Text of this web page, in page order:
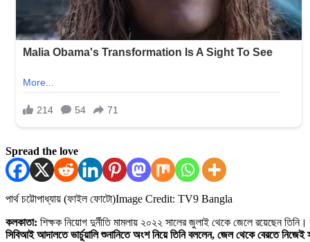
Spread the love
পার্থ চট্টোপাধ্যায় (ফাইল ফোটো)Image Credit: TV9 Bangla
কলকাতা: শিক্ষক নিয়োগ দুর্নীতি মামলায় ২০২২ সালের জুলাই থেকে জেলে রয়েছেন
সিবিআই আদালতে ভার্চুয়ালি শুনানিতে অংশ নিয়ে তিনি বললেন, জেল থেকে বেরতে